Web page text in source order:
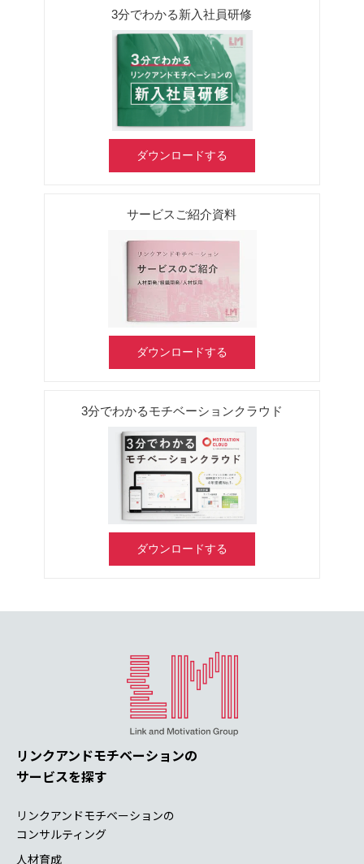
3分でわかる新入社員研修
ダウンロードする
サービスご紹介資料
ダウンロードする
3分でわかるモチベーションクラウド
ダウンロードする
リンクアンドモチベーションの
サービスを探す
リンクアンドモチベーションの
コンサルティング
人材育成